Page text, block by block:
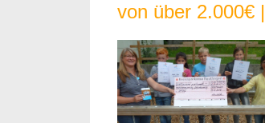
von über 2.000€ |